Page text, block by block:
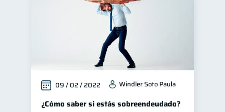
Finanzas personales 44
Educación financiera 31
Finanzas para jóvenes 30
Control de deudas
Finanzas familiares 25
Inclusión financiera 22
Bienestar financiero 22
09 / 02 / 2022 Windler Soto Paula
¿Cómo saber si estás sobreendeudado?